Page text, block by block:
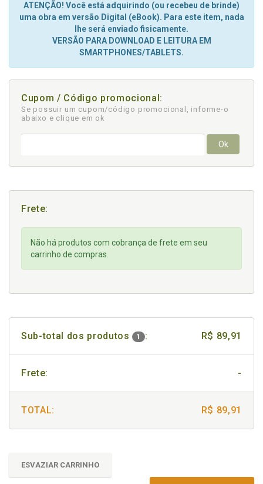
ATENÇÃO! Você está adquirindo (ou recebeu de brinde)
uma obra em versão Digital (eBook). Para este item, nada
lhe será enviado fisicamente.
VERSÃO PARA DOWNLOAD E LEITURA EM
SMARTPHONES/TABLETS.
Cupom / Código promocional:
Se possuir um cupom/código promocional, informe-o
abaixo e clique em ok
Ok
Frete:
Não há produtos com cobrança de frete em seu
carrinho de compras.
Sub-total dos produtos 1 : R$ 89,91
Frete: -
TOTAL: R$ 89,91
ESVAZIAR CARRINHO